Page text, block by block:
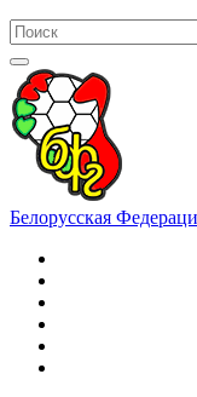
Белорусская